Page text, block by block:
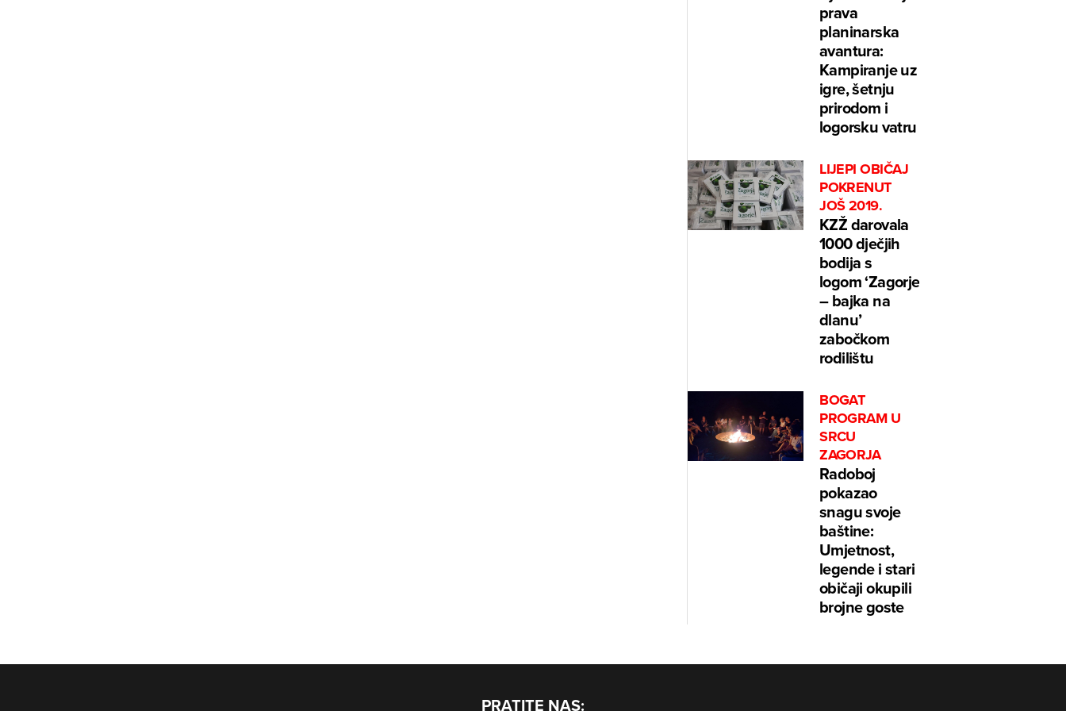
prava
planinarska
avantura:
Kampiranje uz
igre, šetnju
prirodom i
logorsku vatru
LIJEPI OBIČAJ
POKRENUT
JOŠ 2019.
KZŽ darovala
1000 dječjih
bodija s
logom ‘Zagorje
– bajka na
dlanu’
zabočkom
rodilištu
BOGAT
PROGRAM U
SRCU
ZAGORJA
Radoboj
pokazao
snagu svoje
baštine:
Umjetnost,
legende i stari
običaji okupili
brojne goste
PRATITE NAS: